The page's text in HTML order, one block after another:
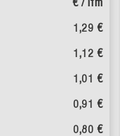
1,29 €
1,12 €
1,01 €
0,91 €
0,80 €